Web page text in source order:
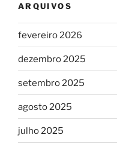
ARQUIVOS
fevereiro 2026
dezembro 2025
setembro 2025
agosto 2025
julho 2025